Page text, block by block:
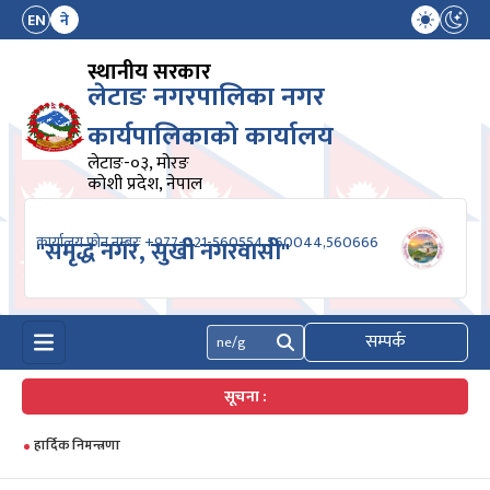
EN ने
स्थानीय सरकार
लेटाङ नगरपालिका नगर
कार्यपालिकाको कार्यालय
लेटाङ-०३, मोरङ
कोशी प्रदेश, नेपाल
कार्यालय फोन नम्बरः +977-021-560554,560044,560666
"समृद्ध नगर, सुखी नगरवासी"
खोज्नुहोस् सम्पर्क
सूचना :
हार्दिक निमन्त्रणा